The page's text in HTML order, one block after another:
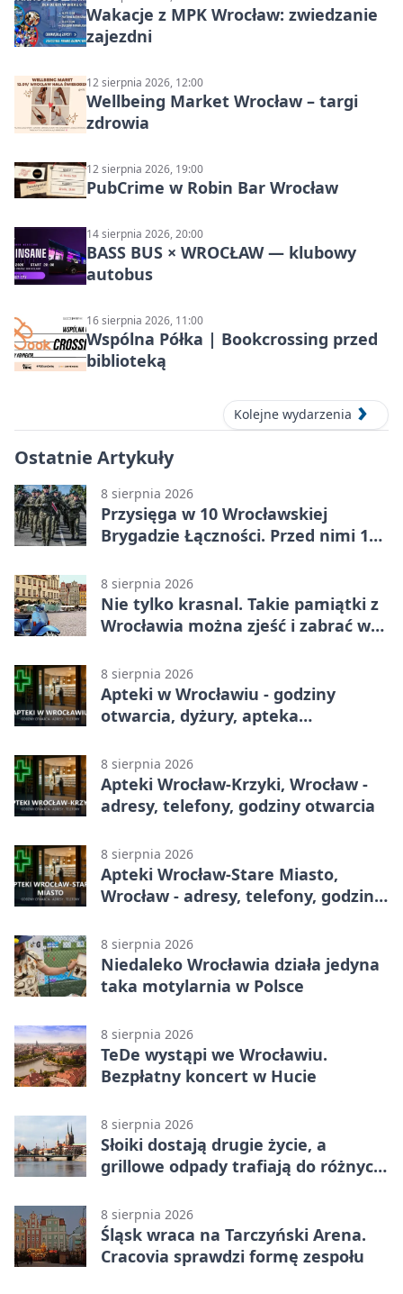
Wakacje z MPK Wrocław: zwiedzanie
zajezdni
12 sierpnia 2026, 12:00
Wellbeing Market Wrocław – targi
zdrowia
12 sierpnia 2026, 19:00
PubCrime w Robin Bar Wrocław
14 sierpnia 2026, 20:00
BASS BUS × WROCŁAW — klubowy
autobus
16 sierpnia 2026, 11:00
Wspólna Półka | Bookcrossing przed
biblioteką
Kolejne wydarzenia
Ostatnie Artykuły
8 sierpnia 2026
Przysięga w 10 Wrocławskiej
Brygadzie Łączności. Przed nimi 11
8 sierpnia 2026
Nie tylko krasnal. Takie pamiątki z
Wrocławia można zjeść i zabrać w
8 sierpnia 2026
Apteki w Wrocławiu - godziny
otwarcia, dyżury, apteka
8 sierpnia 2026
Apteki Wrocław-Krzyki, Wrocław -
adresy, telefony, godziny otwarcia
8 sierpnia 2026
Apteki Wrocław-Stare Miasto,
Wrocław - adresy, telefony, godziny
8 sierpnia 2026
Niedaleko Wrocławia działa jedyna
taka motylarnia w Polsce
8 sierpnia 2026
TeDe wystąpi we Wrocławiu.
Bezpłatny koncert w Hucie
8 sierpnia 2026
Słoiki dostają drugie życie, a
grillowe odpady trafiają do różnych
8 sierpnia 2026
Śląsk wraca na Tarczyński Arena.
Cracovia sprawdzi formę zespołu